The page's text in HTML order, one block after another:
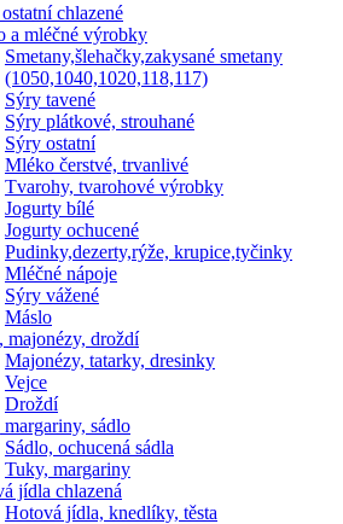
chlazené
a mléčné výrobky
Smetany,šlehačky,zakysané smetany
(1050,1040,1020,118,117)
Sýry tavené
Sýry plátkové, strouhané
Sýry ostatní
Mléko čerstvé, trvanlivé
Tvarohy, tvarohové výrobky
Jogurty bílé
Jogurty ochucené
Pudinky,dezerty,rýže, krupice,tyčinky
Mléčné nápoje
Sýry vážené
Máslo
majonézy, droždí
Majonézy, tatarky, dresinky
Vejce
Droždí
sádlo
Sádlo, ochucená sádla
Tuky, margariny
jídla chlazená
Hotová jídla, knedlíky, těsta